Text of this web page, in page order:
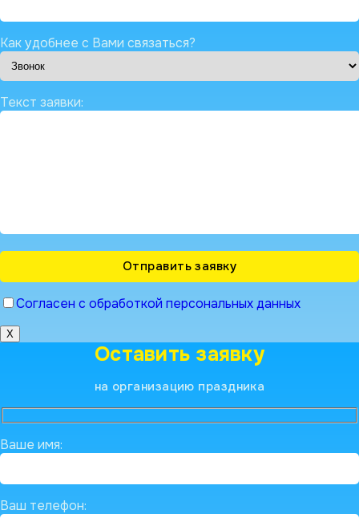
Как удобнее с Вами связаться?
Текст заявки:
Согласен с обработкой персональных данных
X
Оставить заявку
на организацию праздника
Ваше имя:
Ваш телефон: